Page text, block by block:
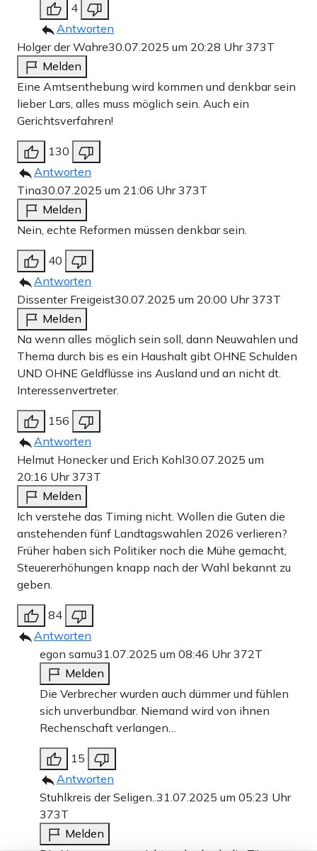
4
Antworten
Holger der Wahre30.07.2025 um 20:28 Uhr373T
Melden
Eine Amtsenthebung wird kommen und denkbar sein
lieber Lars, alles muss möglich sein. Auch ein
Gerichtsverfahren!
130
Antworten
Tina30.07.2025 um 21:06 Uhr373T
Melden
Nein, echte Reformen müssen denkbar sein.
40
Antworten
Dissenter Freigeist30.07.2025 um 20:00 Uhr373T
Melden
Na wenn alles möglich sein soll, dann Neuwahlen und
Thema durch bis es ein Haushalt gibt OHNE Schulden
UND OHNE Geldflüsse ins Ausland und an nicht dt.
Interessenvertreter.
156
Antworten
Helmut Honecker und Erich Kohl30.07.2025 um
20:16 Uhr373T
Melden
Ich verstehe das Timing nicht. Wollen die Guten die
anstehenden fünf Landtagswahlen 2026 verlieren?
Früher haben sich Politiker noch die Mühe gemacht,
Steuererhöhungen knapp nach der Wahl bekannt zu
geben.
84
Antworten
egon samu31.07.2025 um 08:46 Uhr372T
Melden
Die Verbrecher wurden auch dümmer und fühlen
sich unverbundbar. Niemand wird von ihnen
Rechenschaft verlangen…
15
Antworten
Stuhlkreis der Seligen..31.07.2025 um 05:23 Uhr
373T
Melden